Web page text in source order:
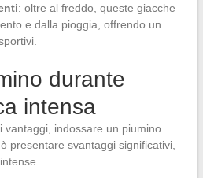
: oltre al freddo, queste giacche
e dalla pioggia, offrendo un
durante
intensa
vantaggi, indossare un piumino
presentare svantaggi significativi,